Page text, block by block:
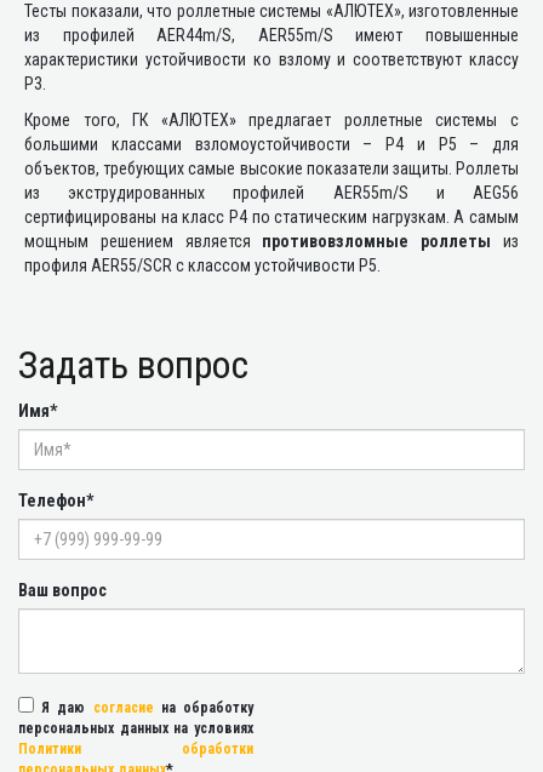
Тесты показали, что роллетные системы «АЛЮТЕХ», изготовленные
из профилей AER44m/S, AER55m/S имеют повышенные
характеристики устойчивости ко взлому и соответствуют классу
Р3.
Кроме того, ГК «АЛЮТЕХ» предлагает роллетные системы с
большими классами взломоустойчивости – Р4 и Р5 – для
объектов, требующих самые высокие показатели защиты. Роллеты
из экструдированных профилей AER55m/S и AEG56
сертифицированы на класс Р4 по статическим нагрузкам. А самым
мощным решением является противовзломные роллеты из
профиля AER55/SCR с классом устойчивости Р5.
Задать вопрос
Имя*
Телефон*
Ваш вопрос
Я даю согласие на обработку
персональных данных на условиях
Политики обработки